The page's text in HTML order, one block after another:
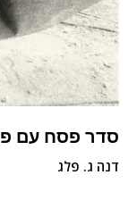
סדר פסח עם
דנה ג. פלג